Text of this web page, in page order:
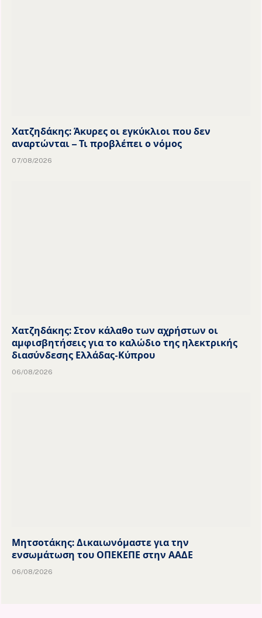
Χατζηδάκης: Άκυρες οι εγκύκλιοι που δεν
αναρτώνται – Τι προβλέπει ο νόμος
07/08/2026
Χατζηδάκης: Στον κάλαθο των αχρήστων οι
αμφισβητήσεις για το καλώδιο της ηλεκτρικής
διασύνδεσης Ελλάδας-Κύπρου
06/08/2026
Μητσοτάκης: Δικαιωνόμαστε για την
ενσωμάτωση του ΟΠΕΚΕΠΕ στην ΑΑΔΕ
06/08/2026